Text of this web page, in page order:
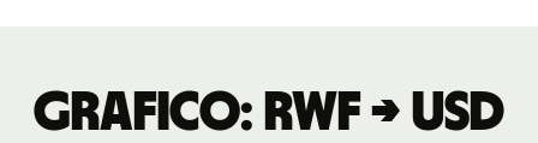
Grafico: RWF → USD